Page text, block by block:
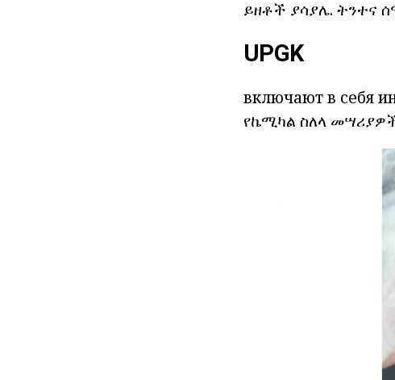
ይዘቶች ያሳያሌ. ትንተና
UPGK
включают в себя
የኬሚካል ስለላ